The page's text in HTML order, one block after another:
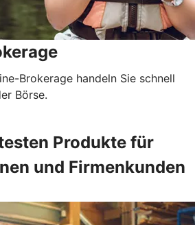
Brokerage handeln Sie schnell
Börse.
Produkte für
und Firmenkunden